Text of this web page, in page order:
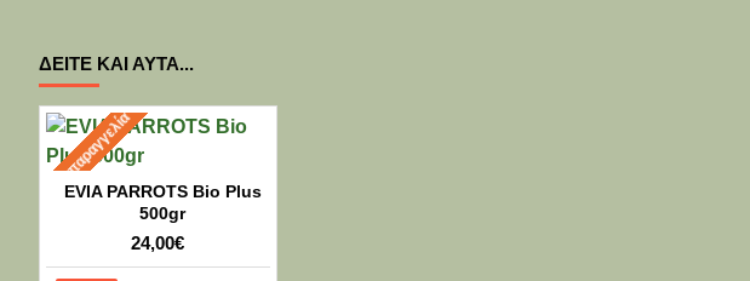
ΔΕΊΤΕ ΚΑΙ ΑΥΤΆ...
Προπαραγγελία
EVIA PARROTS Bio Plus
500gr
24,00€